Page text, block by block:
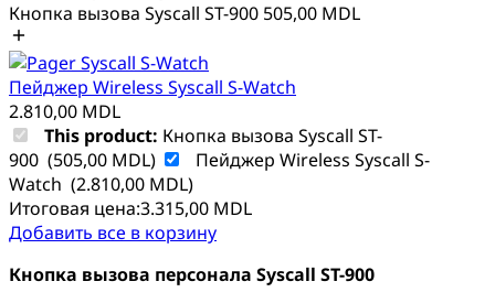
Кнопка вызова Syscall ST-900 505,00 MDL
Пейджер Wireless Syscall S-Watch
2.810,00 MDL
This product: Кнопка вызова Syscall ST-
900 (505,00 MDL)
Пейджер Wireless Syscall S-
Watch (2.810,00 MDL)
Итоговая цена:3.315,00 MDL
Добавить все в корзину
Кнопка вызова персонала Syscall ST-900